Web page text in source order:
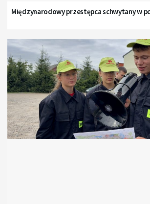
Międzynarodowy przestępca schwytany w